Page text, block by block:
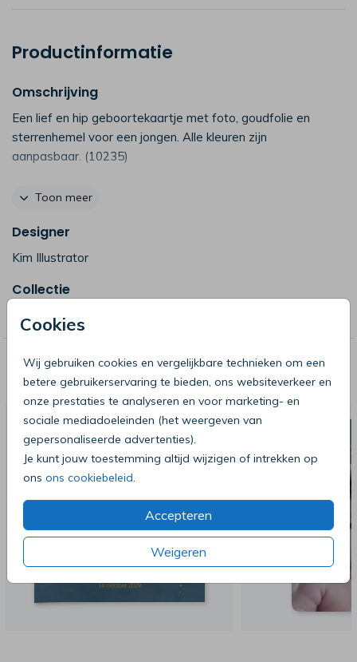
Cookies
Wij gebruiken cookies en vergelijkbare technieken om een
betere gebruikerservaring te bieden, ons websiteverkeer en
onze prestaties te analyseren en voor marketing- en
sociale mediadoeleinden (het weergeven van
gepersonaliseerde advertenties).
Je kunt jouw toestemming altijd wijzigen of intrekken op
ons ons cookiebeleid.
Accepteren
Weigeren
Productinformatie
Omschrijving
Een lief en hip geboortekaartje met foto, goudfolie en
sterrenhemel voor een jongen. Alle kleuren zijn
aanpasbaar. (10235)
Bij dit kaartje kun je foliedruk aan alle zijdes gebruiken. Je
voorkant waardoor de kosten per kaart lager zijn.
Vragen hierover? Neem gerust contact met ons op.
Let op: Dit betreft een kaartje met echte foliedruk. Hoe
paginadeze pagina
Toon meer
Designer
Kim Illustrator
Collectie
Jongen
Deze producten zijn wellicht ook iets
voor je